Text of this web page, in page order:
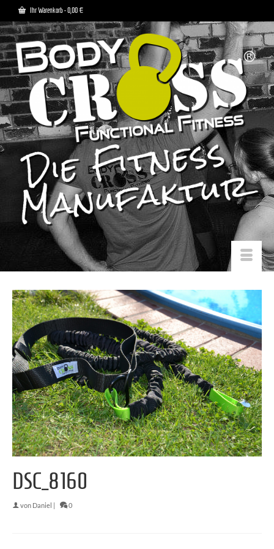
Ihr Warenkorb-0,00 €
DSC_8160
von Daniel | 0